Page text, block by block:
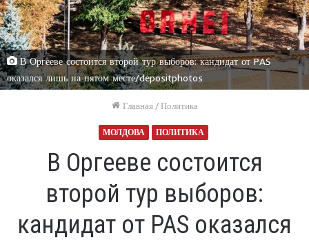
В Оргееве состоится второй тур выборов: кандидат от PAS
оказался лишь на пятом месте/depositphotos
Главная / Политика
МОЛДОВА ПОЛИТИКА
В Оргееве состоится
второй тур выборов:
кандидат от PAS оказался